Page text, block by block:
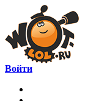
Войти